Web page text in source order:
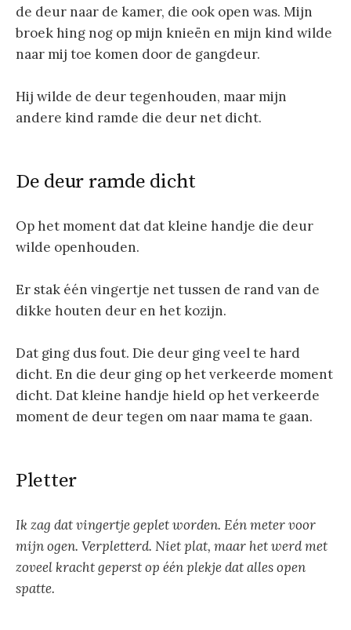
de deur naar de kamer, die ook open was. Mijn
broek hing nog op mijn knieën en mijn kind wilde
naar mij toe komen door de gangdeur.
Hij wilde de deur tegenhouden, maar mijn
andere kind ramde die deur net dicht.
De deur ramde dicht
Op het moment dat dat kleine handje die deur
wilde openhouden.
Er stak één vingertje net tussen de rand van de
dikke houten deur en het kozijn.
Dat ging dus fout. Die deur ging veel te hard
dicht. En die deur ging op het verkeerde moment
dicht. Dat kleine handje hield op het verkeerde
moment de deur tegen om naar mama te gaan.
Pletter
Ik zag dat vingertje geplet worden. Eén meter voor
mijn ogen. Verpletterd. Niet plat, maar het werd met
zoveel kracht geperst op één plekje dat alles open
spatte.